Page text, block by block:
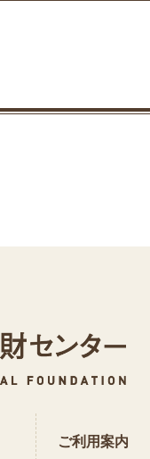
ご利用案内